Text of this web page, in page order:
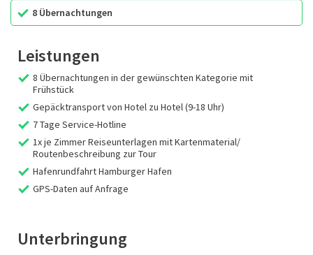
8 Übernachtungen
Leistungen
8 Übernachtungen in der gewünschten Kategorie mit
Frühstück
Gepäcktransport von Hotel zu Hotel (9-18 Uhr)
7 Tage Service-Hotline
1x je Zimmer Reiseunterlagen mit Kartenmaterial/
Routenbeschreibung zur Tour
Hafenrundfahrt Hamburger Hafen
GPS-Daten auf Anfrage
Unterbringung